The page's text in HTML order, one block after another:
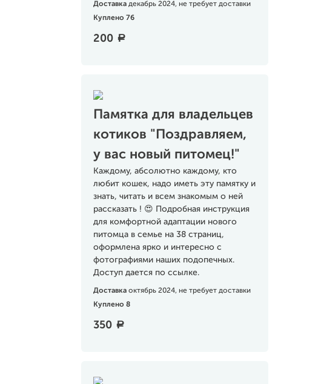
Доставка декабрь 2024, не требует доставки
Куплено 76
200 a
Памятка для владельцев
котиков "Поздравляем,
у вас новый питомец!"
Каждому, абсолютно каждому, кто
любит кошек, надо иметь эту памятку и
знать, читать и всем знакомым о ней
рассказать ! 😍 Подробная инструкция
для комфортной адаптации нового
питомца в семье на 38 страниц,
оформлена ярко и интересно с
фотографиями наших подопечных.
Доступ дается по ссылке.
Доставка октябрь 2024, не требует доставки
Куплено 8
350 a